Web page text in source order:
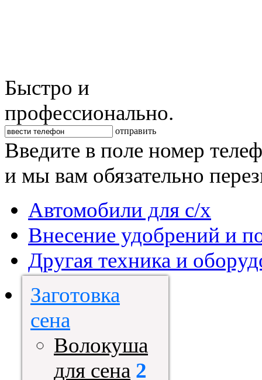
Быстро и
профессионально.
отправить
Введите в поле номер
и мы вам обязательно
Автомобили для с/х
Внесение удобрений и
Другая техника и
Заготовка
сена
Волокуша
для сена 2